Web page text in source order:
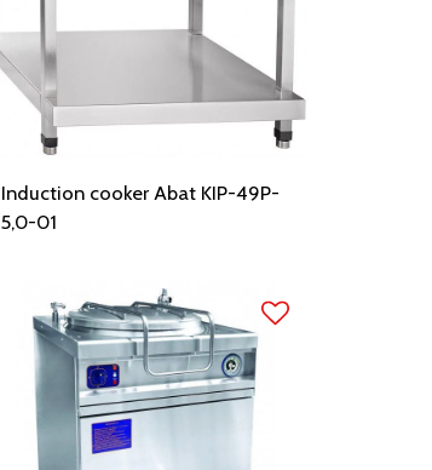
Induction cooker Abat KIP-49P-
5,0-01